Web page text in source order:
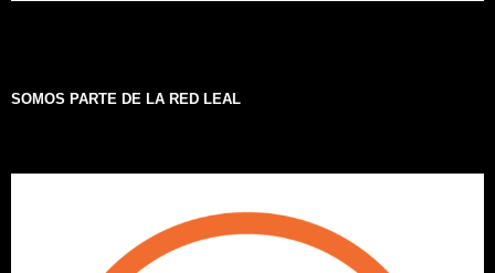
SOMOS PARTE DE LA RED LEAL